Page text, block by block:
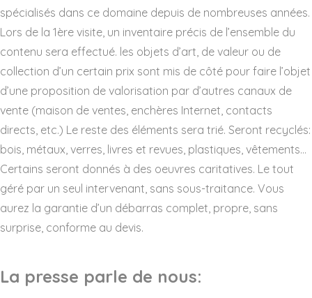
spécialisés dans ce domaine depuis de nombreuses années.
Lors de la 1ère visite, un inventaire précis de l’ensemble du
contenu sera effectué. les objets d’art, de valeur ou de
collection d’un certain prix sont mis de côté pour faire l’objet
d’une proposition de valorisation par d’autres canaux de
vente (maison de ventes, enchères Internet, contacts
directs, etc.) Le reste des éléments sera trié. Seront recyclés:
bois, métaux, verres, livres et revues, plastiques, vêtements…
Certains seront donnés à des oeuvres caritatives. Le tout
géré par un seul intervenant, sans sous-traitance. Vous
aurez la garantie d’un débarras complet, propre, sans
surprise, conforme au devis.
La presse parle de nous: